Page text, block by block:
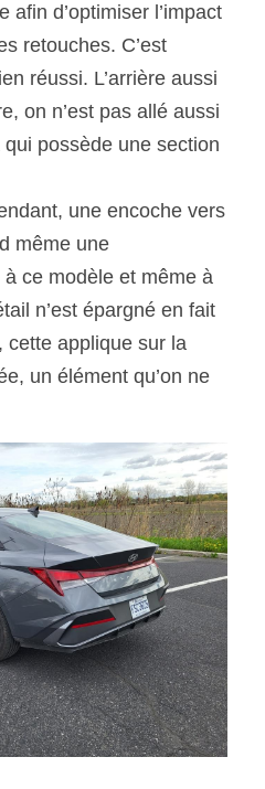
afin d’optimiser l’impact
retouches. C’est
réussi. L’arrière aussi
on n’est pas allé aussi
possède une section
une encoche vers
même une
ce modèle et même à
n’est épargné en fait
cette applique sur la
un élément qu’on ne